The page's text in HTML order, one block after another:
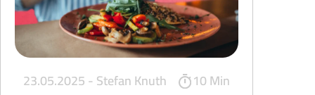
23.05.2025 -Stefan Knuth 10 Min